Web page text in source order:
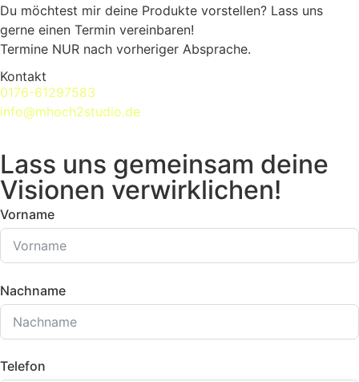
Du möchtest mir deine Produkte vorstellen? Lass uns
gerne einen Termin vereinbaren!
Termine NUR nach vorheriger Absprache.
Kontakt
0176-61297583
info@mhoch2studio.de
Lass uns gemeinsam deine
Visionen verwirklichen!
Vorname
Nachname
Telefon